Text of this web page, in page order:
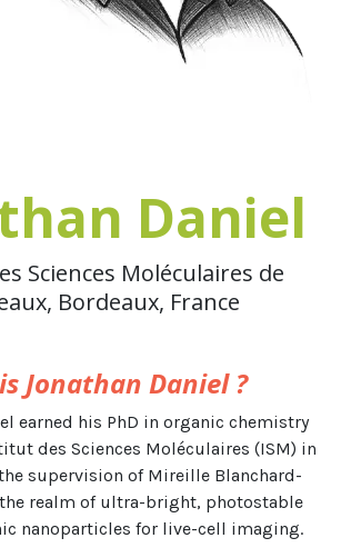
Daniel
Sciences Moléculaires de
Bordeaux, France
Jonathan Daniel ?
earned his PhD in organic chemistry
des Sciences Moléculaires (ISM) in
supervision of Mireille Blanchard-
realm of ultra-bright, photostable
nanoparticles for live-cell imaging.